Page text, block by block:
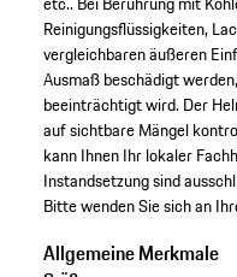
Reinigungsflüssigkeiten,
vergleichbaren äußeren
Ausmaß beschädigt
beeinträchtigt wird. Der
auf sichtbare Mängel
kann Ihnen Ihr lokaler
Instandsetzung sind
Bitte wenden Sie sich an
Allgemeine Merkmale